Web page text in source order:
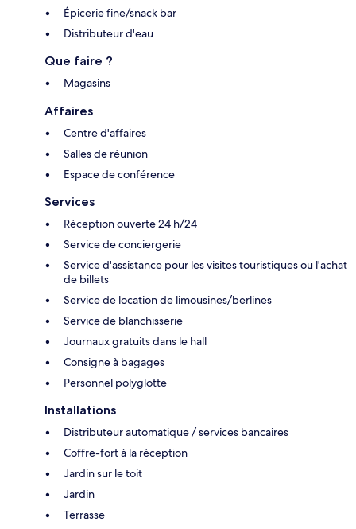
Épicerie fine/snack bar
Distributeur d'eau
Que faire ?
Magasins
Affaires
Centre d'affaires
Salles de réunion
Espace de conférence
Services
Réception ouverte 24 h/24
Service de conciergerie
Service d'assistance pour les visites touristiques ou l'achat
de billets
Service de location de limousines/berlines
Service de blanchisserie
Journaux gratuits dans le hall
Consigne à bagages
Personnel polyglotte
Installations
Distributeur automatique / services bancaires
Coffre-fort à la réception
Jardin sur le toit
Jardin
Terrasse